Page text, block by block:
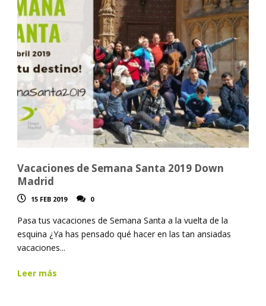
Vacaciones de Semana Santa 2019 Down
Madrid
15 FEB 2019 0
Pasa tus vacaciones de Semana Santa a la vuelta de la
esquina ¿Ya has pensado qué hacer en las tan ansiadas
vacaciones...
Leer más